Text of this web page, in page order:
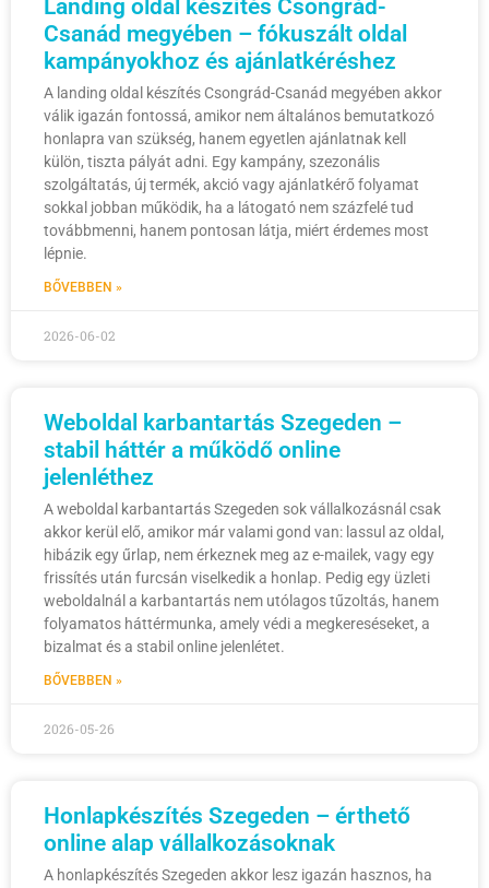
Landing oldal készítés Csongrád-
Csanád megyében – fókuszált oldal
kampányokhoz és ajánlatkéréshez
A landing oldal készítés Csongrád-Csanád megyében akkor
válik igazán fontossá, amikor nem általános bemutatkozó
honlapra van szükség, hanem egyetlen ajánlatnak kell
külön, tiszta pályát adni. Egy kampány, szezonális
szolgáltatás, új termék, akció vagy ajánlatkérő folyamat
sokkal jobban működik, ha a látogató nem százfelé tud
továbbmenni, hanem pontosan látja, miért érdemes most
lépnie.
BŐVEBBEN »
2026-06-02
Weboldal karbantartás Szegeden –
stabil háttér a működő online
jelenléthez
A weboldal karbantartás Szegeden sok vállalkozásnál csak
akkor kerül elő, amikor már valami gond van: lassul az oldal,
hibázik egy űrlap, nem érkeznek meg az e-mailek, vagy egy
frissítés után furcsán viselkedik a honlap. Pedig egy üzleti
weboldalnál a karbantartás nem utólagos tűzoltás, hanem
folyamatos háttérmunka, amely védi a megkereséseket, a
bizalmat és a stabil online jelenlétet.
BŐVEBBEN »
2026-05-26
Honlapkészítés Szegeden – érthető
online alap vállalkozásoknak
A honlapkészítés Szegeden akkor lesz igazán hasznos, ha